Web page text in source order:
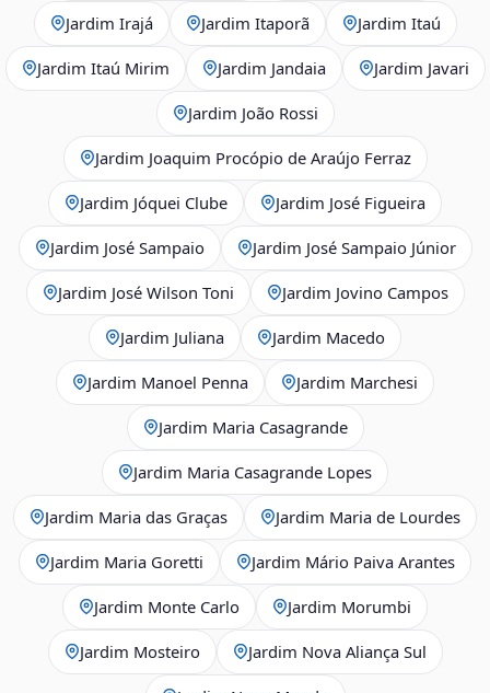
Jardim Irajá Jardim Itaporã Jardim Itaú
Jardim Itaú Mirim Jardim Jandaia Jardim Javari
Jardim João Rossi
Jardim Joaquim Procópio de Araújo Ferraz
Jardim Jóquei Clube Jardim José Figueira
Jardim José Sampaio Jardim José Sampaio Júnior
Jardim José Wilson Toni Jardim Jovino Campos
Jardim Juliana Jardim Macedo
Jardim Manoel Penna Jardim Marchesi
Jardim Maria Casagrande
Jardim Maria Casagrande Lopes
Jardim Maria das Graças Jardim Maria de Lourdes
Jardim Maria Goretti Jardim Mário Paiva Arantes
Jardim Monte Carlo Jardim Morumbi
Jardim Mosteiro Jardim Nova Aliança Sul